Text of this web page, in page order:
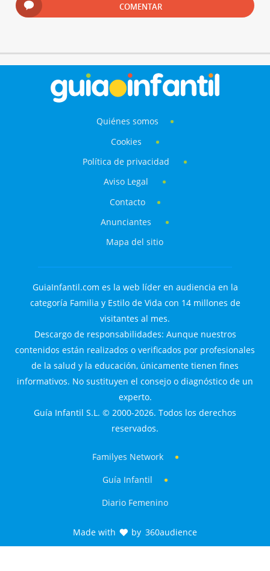
COMENTAR
Quiénes somos
Cookies
Política de privacidad
Aviso Legal
Contacto
Anunciantes
Mapa del sitio
GuiaInfantil.com es la web líder en audiencia en la
categoría Familia y Estilo de Vida con 14 millones de
visitantes al mes.
Descargo de responsabilidades: Aunque nuestros
contenidos están realizados o verificados por profesionales
de la salud y la educación, únicamente tienen fines
informativos. No sustituyen el consejo o diagnóstico de un
experto.
Guía Infantil S.L. © 2000-2026. Todos los derechos
reservados.
Familyes Network
Guía Infantil
Diario Femenino
Made with by 360audience